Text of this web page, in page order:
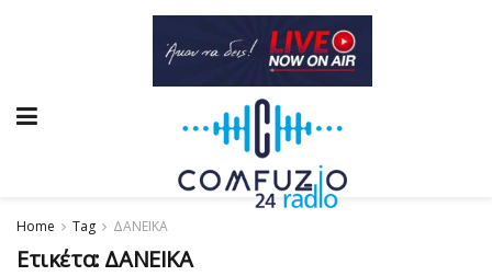
Home Tag ΔΑΝΕΙΚΑ
Ετικέτα: ΔΑΝΕΙΚΑ